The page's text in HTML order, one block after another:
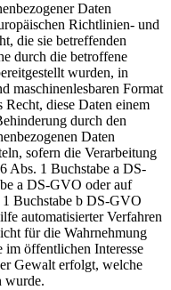
Daten
Richtlinien- und
die sie betreffenden
durch die betroffene
wurden, in
maschinenlesbaren Format
Recht, diese Daten einem
durch den
Daten
sofern die Verarbeitung
Abs. 1 Buchstabe a DS-
a DS-GVO oder auf
Buchstabe b DS-GVO
automatisierter Verfahren
für die Wahrnehmung
öffentlichen Interesse
Gewalt erfolgt, welche
wurde.